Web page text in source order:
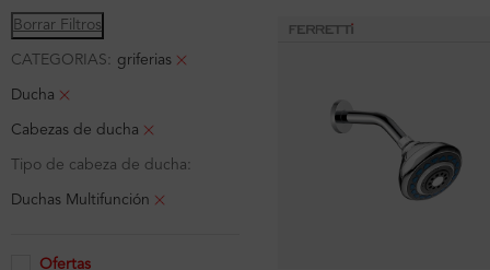
Borrar Filtros
CATEGORIAS: griferias
Ducha
Cabezas de ducha
Tipo de cabeza de ducha:
Duchas Multifunción
Ofertas